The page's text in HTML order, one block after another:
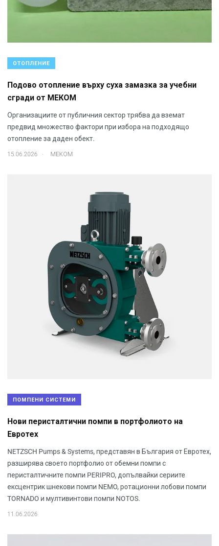
ОТОПЛЕНИЕ
Подово отопление върху суха замазка за учебни
сгради от МЕКОМ
Организациите от публичния сектор трябва да вземат
предвид множество фактори при избора на подходящо
отопление за даден обект.
15.06.2026 . МЕКОМ
ПОМПЕНИ СИСТЕМИ
Нови перисталтични помпи в портфолиото на
Евротех
NETZSCH Pumps & Systems, представян в България от Евротех,
разширява своето портфолио от обемни помпи с
перисталтичните помпи PERIPRO, допълвайки сериите
ексцентрик шнекови помпи NEMO, ротационни лобови помпи
TORNADO и мултивинтови помпи NOTOS.
11.06.2026